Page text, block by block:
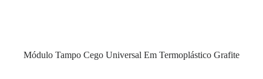
Módulo Tampo Cego Universal Em Termoplástico Grafite